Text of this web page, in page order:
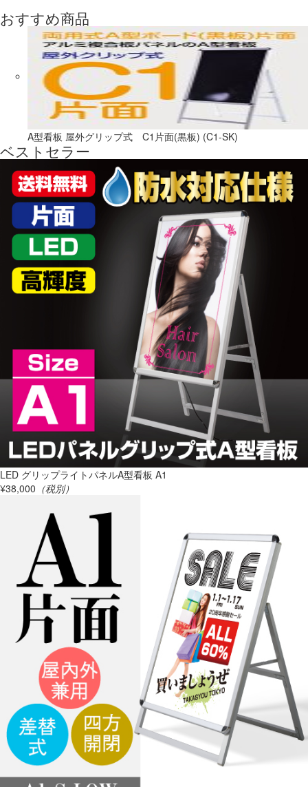
おすすめ商品
A型看板 屋外グリップ式 C1片面(黒板) (C1-SK)
ベストセラー
LED グリップライトパネルA型看板 A1
¥38,000 （税別）